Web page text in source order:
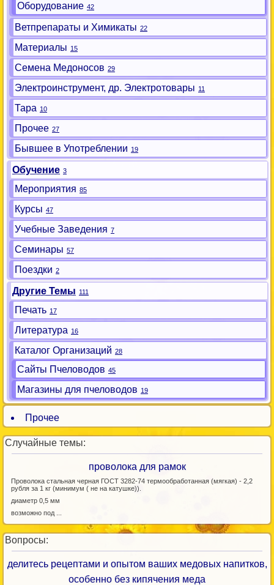
Оборудование 42
Ветпрепараты и Химикаты 22
Материалы 15
Семена Медоносов 29
Электроинструмент, др. Электротовары 11
Тара 10
Прочее 27
Бывшее в Употреблении 19
Обучение 3
Мероприятия 85
Курсы 47
Учебные Заведения 7
Семинары 57
Поездки 2
Другие Темы 111
Печать 17
Литература 16
Каталог Организаций 28
Сайты Пчеловодов 45
Магазины для пчеловодов 19
Прочее
Случайные темы:
проволока для рамок
Проволока стальная черная ГОСТ 3282-74 термообработанная (мягкая) - 2,2
рубля за 1 кг (минимум ( не на катушке)).
диаметр 0,5 мм
возможно под ...
Вопросы:
делитесь рецептами и опытом ваших медовых напитков,
особенно без кипячения меда